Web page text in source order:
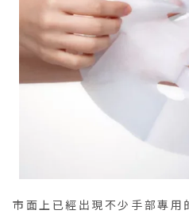
市面上已經出現不少手部專用